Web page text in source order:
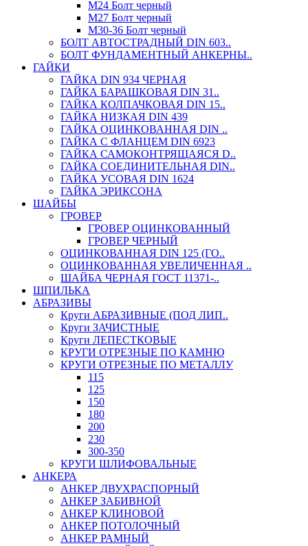
М24 Болт черный
М27 Болт черный
М30-36 Болт черный
БОЛТ АВТОСТРАДНЫЙ DIN 603..
БОЛТ ФУНДАМЕНТНЫЙ АНКЕРНЫ..
ГАЙКИ
ГАЙКА DIN 934 ЧЕРНАЯ
ГАЙКА БАРАШКОВАЯ DIN 31..
ГАЙКА КОЛПАЧКОВАЯ DIN 15..
ГАЙКА НИЗКАЯ DIN 439
ГАЙКА ОЦИНКОВАННАЯ DIN ..
ГАЙКА С ФЛАНЦЕМ DIN 6923
ГАЙКА САМОКОНТРЯЩАЯСЯ D..
ГАЙКА СОЕДИНИТЕЛЬНАЯ DIN..
ГАЙКА УСОВАЯ DIN 1624
ГАЙКА ЭРИКСОНА
ШАЙБЫ
ГРОВЕР
ГРОВЕР ОЦИНКОВАННЫЙ
ГРОВЕР ЧЕРНЫЙ
ОЦИНКОВАННАЯ DIN 125 (ГО..
ОЦИНКОВАННАЯ УВЕЛИЧЕННАЯ ..
ШАЙБА ЧЕРНАЯ ГОСТ 11371-..
ШПИЛЬКА
АБРАЗИВЫ
Круги АБРАЗИВНЫЕ (ПОД ЛИП..
Круги ЗАЧИСТНЫЕ
Круги ЛЕПЕСТКОВЫЕ
КРУГИ ОТРЕЗНЫЕ ПО КАМНЮ
КРУГИ ОТРЕЗНЫЕ ПО МЕТАЛЛУ
115
125
150
180
200
230
300-350
КРУГИ ШЛИФОВАЛЬНЫЕ
АНКЕРА
АНКЕР ДВУХРАСПОРНЫЙ
АНКЕР ЗАБИВНОЙ
АНКЕР КЛИНОВОЙ
АНКЕР ПОТОЛОЧНЫЙ
АНКЕР РАМНЫЙ